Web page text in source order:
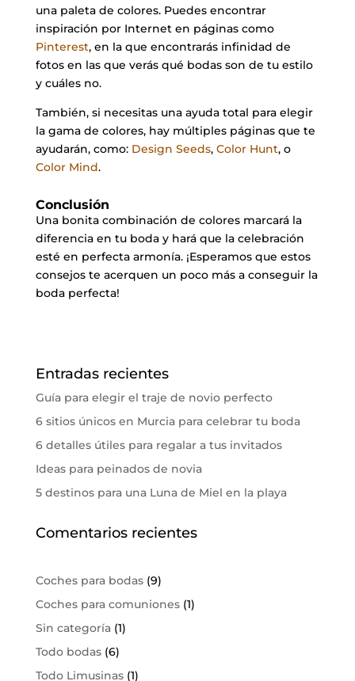
una paleta de colores. Puedes encontrar
inspiración por Internet en páginas como
Pinterest, en la que encontrarás infinidad de
fotos en las que verás qué bodas son de tu estilo
y cuáles no.
También, si necesitas una ayuda total para elegir
la gama de colores, hay múltiples páginas que te
ayudarán, como: Design Seeds, Color Hunt, o
Color Mind.
Conclusión
Una bonita combinación de colores marcará la
diferencia en tu boda y hará que la celebración
esté en perfecta armonía. ¡Esperamos que estos
consejos te acerquen un poco más a conseguir la
boda perfecta!
Entradas recientes
Guía para elegir el traje de novio perfecto
6 sitios únicos en Murcia para celebrar tu boda
6 detalles útiles para regalar a tus invitados
Ideas para peinados de novia
5 destinos para una Luna de Miel en la playa
Comentarios recientes
Coches para bodas(9)
Coches para comuniones(1)
Sin categoría(1)
Todo bodas(6)
Todo Limusinas(1)